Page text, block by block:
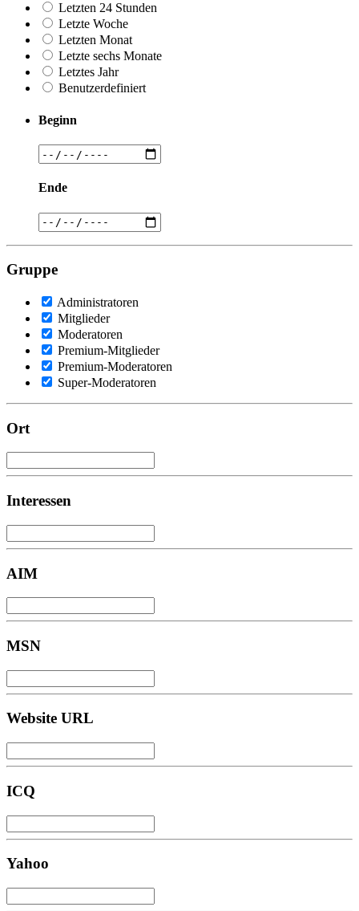
Letzten 24 Stunden
Letzte Woche
Letzten Monat
Letzte sechs Monate
Letztes Jahr
Benutzerdefiniert
Beginn
Ende
Gruppe
Administratoren
Mitglieder
Moderatoren
Premium-Mitglieder
Premium-Moderatoren
Super-Moderatoren
Ort
Interessen
AIM
MSN
Website URL
ICQ
Yahoo